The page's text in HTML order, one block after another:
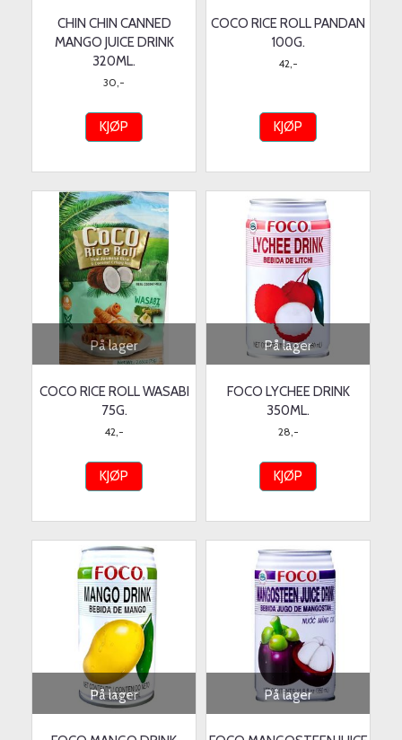
CHIN CHIN CANNED
MANGO JUICE DRINK
320ML.
30,-
KJØP
COCO RICE ROLL PANDAN
100G.
42,-
KJØP
På lager
COCO RICE ROLL WASABI
75G.
42,-
KJØP
På lager
FOCO LYCHEE DRINK
350ML.
28,-
KJØP
På lager På lager